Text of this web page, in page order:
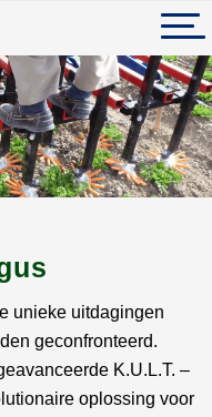
unieke uitdagingen
geconfronteerd.
K.U.L.T. –
oplossing voor